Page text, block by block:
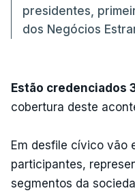
presidentes,
dos Negócios
Estão credenciados
cobertura deste
Em desfile cívico vão
participantes,
segmentos da